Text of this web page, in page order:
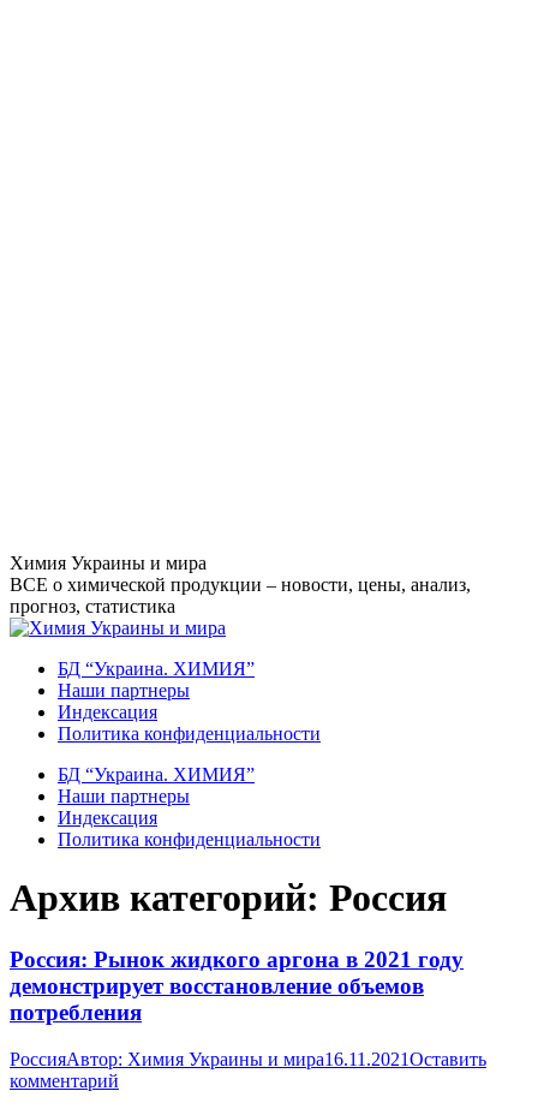
Перейти
к
содержанию
Химия Украины и мира
ВСЕ о химической продукции – новости, цены, анализ,
прогноз, статистика
БД “Украина. ХИМИЯ”
Наши партнеры
Индексация
Политика конфиденциальности
БД “Украина. ХИМИЯ”
Наши партнеры
Индексация
Политика конфиденциальности
Архив категорий: Россия
Россия: Рынок жидкого аргона в 2021 году
демонстрирует восстановление объемов
потребления
РоссияАвтор: Химия Украины и мира16.11.2021Оставить
комментарий